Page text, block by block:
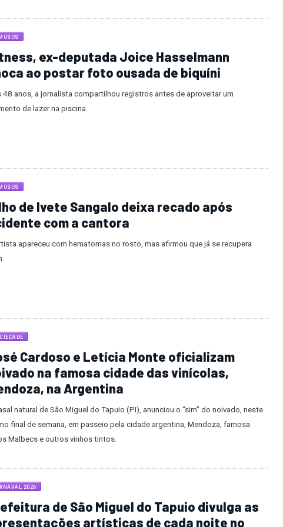
ex-deputada Joice Hasselmann
ao postar foto ousada de biquíni
48 anos, a jornalista compartilhou registros antes de aproveitar um
de lazer na piscina.
de Ivete Sangalo deixa recado após
com a cantora
apareceu com hematomas no rosto, mas afirmou que já se recupera
Cardoso e Letícia Monte oficializam
na famosa cidade das vinícolas,
na Argentina
natural de São Miguel do Tapuio (PI), anunciou o “sim” do noivado, neste
final de semana, em passeio pela cidade argentina, Mendoza, famosa
Malbecs e outros vinhos tintos.
2026
de São Miguel do Tapuio divulga as
artísticas de cada noite no